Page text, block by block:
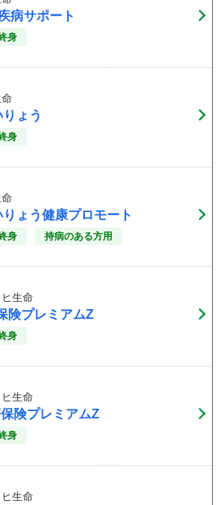
病サポート
身
ょう
身
ょう健康プロモート
身 持病のある方用
生命
険プレミアムZ
身
生命
険プレミアムZ
身
生命